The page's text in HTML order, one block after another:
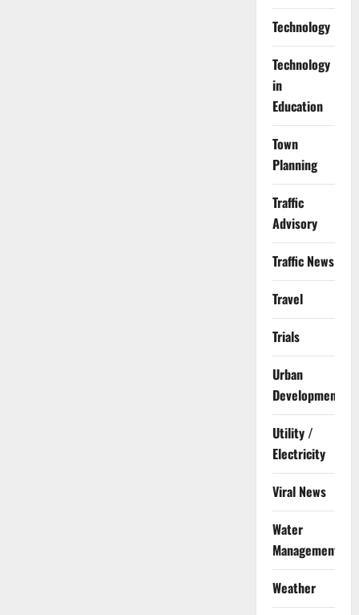
Technology
Technology
in
Education
Town
Planning
Traffic
Advisory
Traffic News
Travel
Trials
Urban
Development
Utility /
Electricity
Viral News
Water
Management
Weather